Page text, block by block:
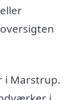
i Marstrup.